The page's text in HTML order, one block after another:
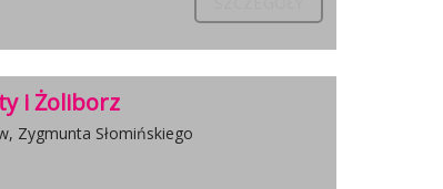
i Żoliborz
Zygmunta Słomińskiego